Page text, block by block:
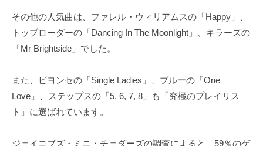
その他の人気曲は、ファレル・ウィリアムスの「Happy」、
トップローダーの「Dancing In The Moonlight」、キラーズの
「Mr Brightside」でした。
また、ビヨンセの「Single Ladies」、ブルーの「One
Love」、ステップスの「5, 6, 7, 8」も「究極のプレイリス
ト」に選ばれています。
ジェイコブズ・ミニ・チェダーズの調査によると、59％のゲ